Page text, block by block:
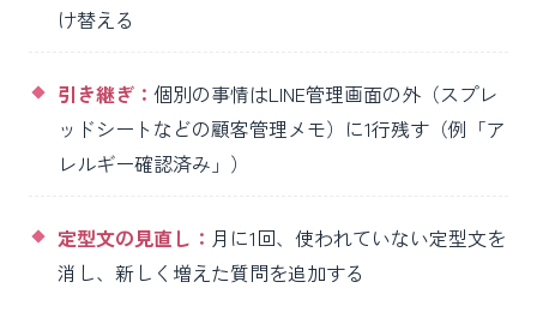
け替える
引き継ぎ： 個別の事情はLINE管理画面の外（スプレ
ッドシートなどの顧客管理メモ）に1行残す（例「ア
レルギー確認済み」）
定型文の見直し： 月に1回、使われていない定型文を
消し、新しく増えた質問を追加する